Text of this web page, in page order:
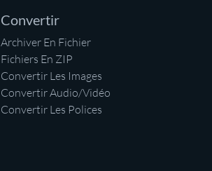
Convertir
Archiver En Fichier
Fichiers En ZIP
Convertir Les Images
Convertir Audio/Vidéo
Convertir Les Polices